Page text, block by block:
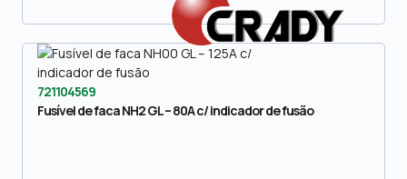
721104569
Fusível de faca NH2 GL – 80A c/ indicador de fusão